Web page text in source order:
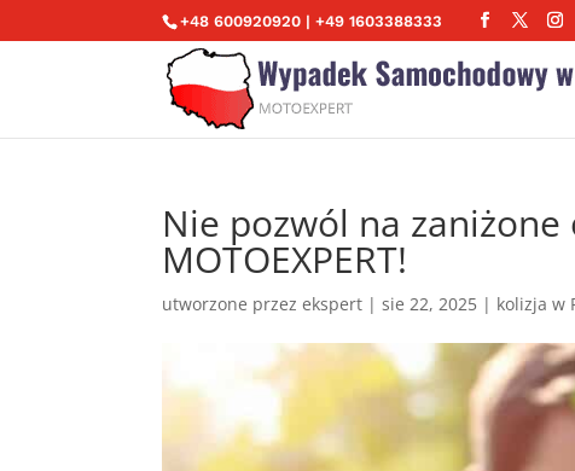
+48 600920920 | +49 1603388333
Nie pozwól na
MOTOEXPERT!
utworzone przezekspert |sie 22, 2025 | kolizja w